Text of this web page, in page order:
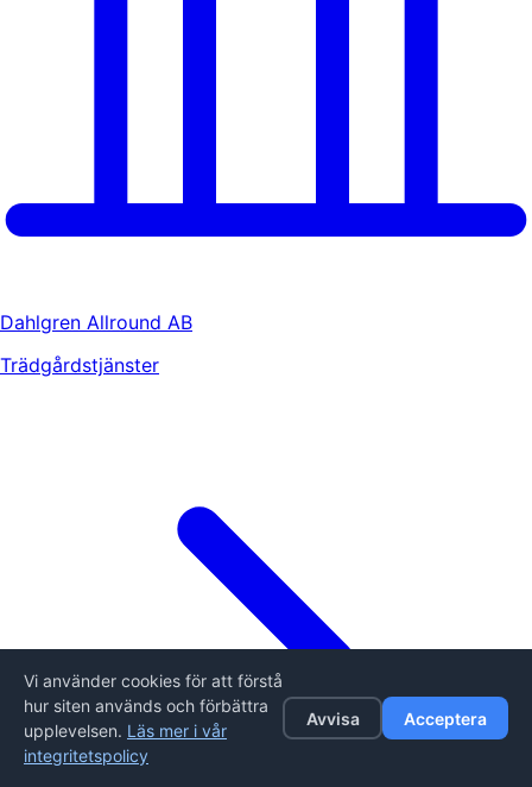
Dahlgren Allround AB
Trädgårdstjänster
Vi använder cookies för att förstå
hur siten används och förbättra
upplevelsen. Läs mer i vår
integritetspolicy
Avvisa Acceptera